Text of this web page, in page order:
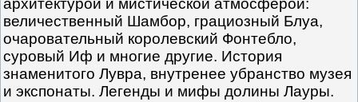
архитектурой и мистической атмосферой:
величественный Шамбор, грациозный Блуа,
очаровательный королевский Фонтебло,
суровый Иф и многие другие. История
знаменитого Лувра, внутренее убранство музея
и экспонаты. Легенды и мифы долины Лауры.